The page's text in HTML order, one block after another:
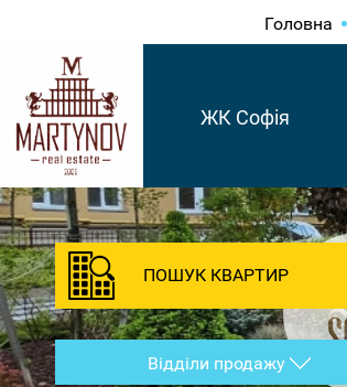
Головна
ЖК Софія
ПОШУК КВАРТИР
Відділи продажу